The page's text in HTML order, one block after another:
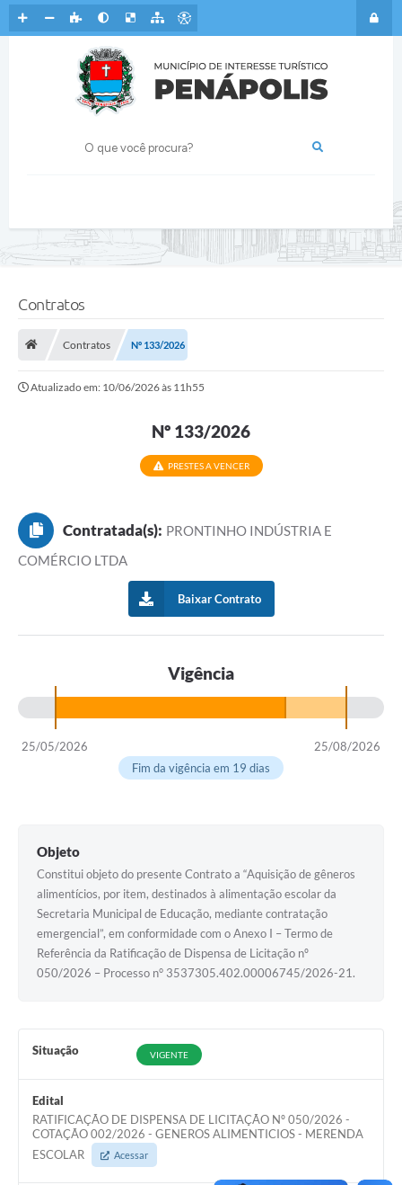
Contratos
Contratos Nº 133/2026
Atualizado em: 10/06/2026 às 11h55
Nº 133/2026
PRESTES A VENCER
Contratada(s): PRONTINHO INDÚSTRIA E
COMÉRCIO LTDA
Baixar Contrato
Vigência
25/05/2026
25/08/2026
Fim da vigência em 19 dias
Objeto
Constitui objeto do presente Contrato a “Aquisição de gêneros
alimentícios, por item, destinados à alimentação escolar da
Secretaria Municipal de Educação, mediante contratação
emergencial”, em conformidade com o Anexo I – Termo de
Referência da Ratificação de Dispensa de Licitação nº
050/2026 – Processo n° 3537305.402.00006745/2026-21.
Situação VIGENTE
Edital
RATIFICAÇÃO DE DISPENSA DE LICITAÇÃO Nº 050/2026 -
COTAÇÃO 002/2026 - GENEROS ALIMENTICIOS - MERENDA
ESCOLAR
Acessar